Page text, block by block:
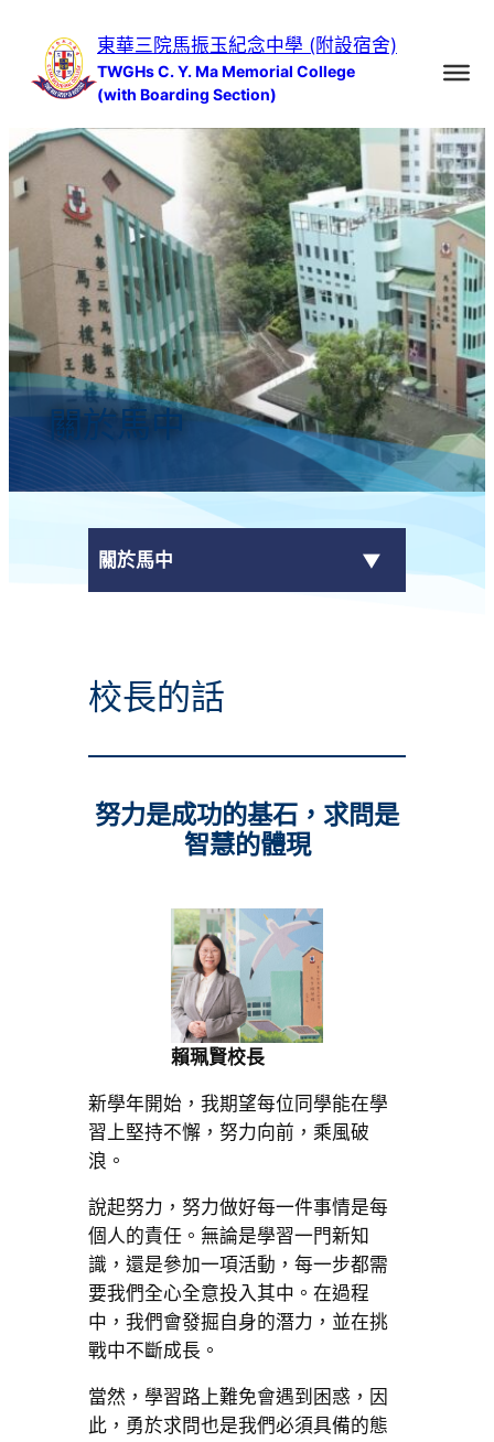
內
容
東華三院馬振玉紀念中學 (附設宿舍)
TWGHs C. Y. Ma Memorial College
(with Boarding Section)
關於馬中
關於馬中
學校資料
校長的話
校曆表
聯絡我們
校長的話
努力是成功的基石，求問是
智慧的體現
賴珮賢校長
新學年開始，我期望每位同學能在學
習上堅持不懈，努力向前，乘風破
浪。
說起努力，努力做好每一件事情是每
個人的責任。無論是學習一門新知
識，還是參加一項活動，每一步都需
要我們全心全意投入其中。在過程
中，我們會發掘自身的潛力，並在挑
戰中不斷成長。
當然，學習路上難免會遇到困惑，因
此，勇於求問也是我們必須具備的態